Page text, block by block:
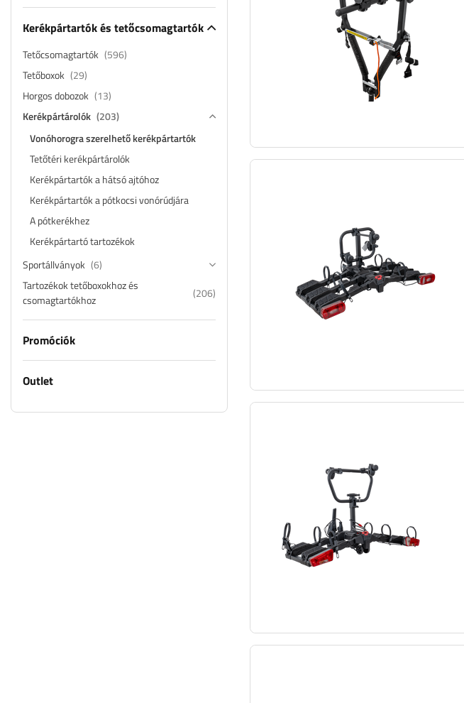
Kerékpártartók és tetőcsomagtartók
Tetőcsomagtartók (596)
Tetőboxok (29)
Horgos dobozok (13)
Kerékpártárolók (203)
Vonóhorogra szerelhető kerékpártartók
Tetőtéri kerékpártárolók
Kerékpártartók a hátsó ajtóhoz
Kerékpártartók a pótkocsi vonórúdjára
A pótkerékhez
Kerékpártartó tartozékok
Sportállványok (6)
Tartozékok tetőboxokhoz és
csomagtartókhoz
(206)
Promóciók
Outlet